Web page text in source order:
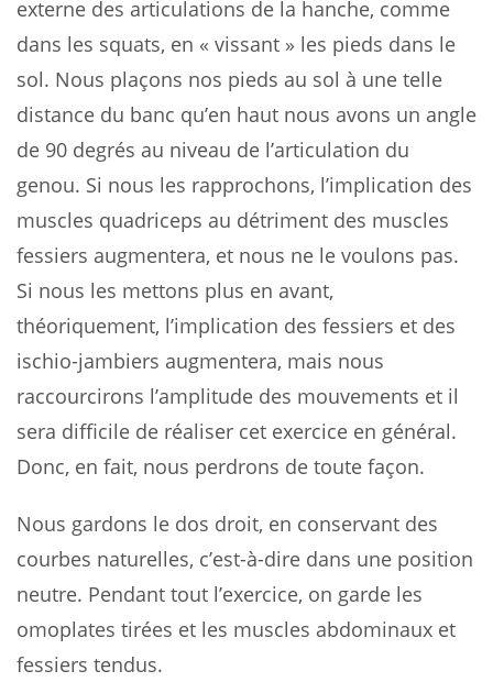
externe des articulations de la hanche, comme
dans les squats, en « vissant » les pieds dans le
sol. Nous plaçons nos pieds au sol à une telle
distance du banc qu’en haut nous avons un angle
de 90 degrés au niveau de l’articulation du
genou. Si nous les rapprochons, l’implication des
muscles quadriceps au détriment des muscles
fessiers augmentera, et nous ne le voulons pas.
Si nous les mettons plus en avant,
théoriquement, l’implication des fessiers et des
ischio-jambiers augmentera, mais nous
raccourcirons l’amplitude des mouvements et il
sera difficile de réaliser cet exercice en général.
Donc, en fait, nous perdrons de toute façon.
Nous gardons le dos droit, en conservant des
courbes naturelles, c’est-à-dire dans une position
neutre. Pendant tout l’exercice, on garde les
omoplates tirées et les muscles abdominaux et
fessiers tendus.